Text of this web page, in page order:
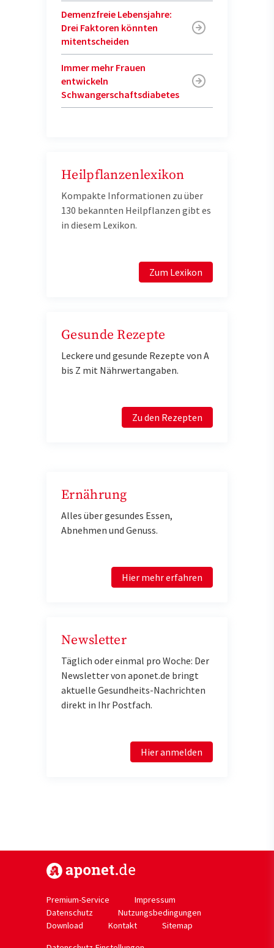
Demenzfreie Lebensjahre:
Drei Faktoren könnten
mitentscheiden
Immer mehr Frauen
entwickeln
Schwangerschaftsdiabetes
Heilpflanzenlexikon
Kompakte Informationen zu über
130 bekannten Heilpflanzen gibt es
in diesem Lexikon.
Zum Lexikon
Gesunde Rezepte
Leckere und gesunde Rezepte von A
bis Z mit Nährwertangaben.
Zu den Rezepten
Ernährung
Alles über gesundes Essen,
Abnehmen und Genuss.
Hier mehr erfahren
Newsletter
Täglich oder einmal pro Woche: Der
Newsletter von aponet.de bringt
aktuelle Gesundheits-Nachrichten
direkt in Ihr Postfach.
Hier anmelden
Premium-Service
Impressum
Datenschutz
Nutzungsbedingungen
Download
Kontakt
Sitemap